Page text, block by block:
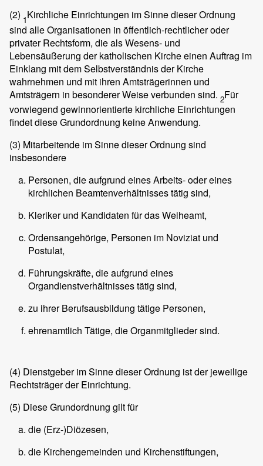
(2) 1Kirchliche Einrichtungen im Sinne dieser Ordnung
sind alle Organisationen in öffentlich-rechtlicher oder
privater Rechtsform, die als Wesens- und
Lebensäußerung der katholischen Kirche einen Auftrag im
Einklang mit dem Selbstverständnis der Kirche
wahrnehmen und mit ihren Amtsträgerinnen und
Amtsträgern in besonderer Weise verbunden sind. 2Für
vorwiegend gewinnorientierte kirchliche Einrichtungen
findet diese Grundordnung keine Anwendung.
(3) Mitarbeitende im Sinne dieser Ordnung sind
insbesondere
Personen, die aufgrund eines Arbeits- oder eines
kirchlichen Beamtenverhältnisses tätig sind,
Kleriker und Kandidaten für das Weiheamt,
Ordensangehörige, Personen im Noviziat und
Postulat,
Führungskräfte, die aufgrund eines
Organdienstverhältnisses tätig sind,
zu ihrer Berufsausbildung tätige Personen,
ehrenamtlich Tätige, die Organmitglieder sind.
(4) Dienstgeber im Sinne dieser Ordnung ist der jeweilige
Rechtsträger der Einrichtung.
(5) Diese Grundordnung gilt für
die (Erz-)Diözesen,
die Kirchengemeinden und Kirchenstiftungen,